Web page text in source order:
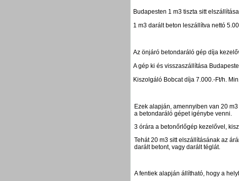
Budapesten 1 m3 tiszta sitt
1 m3 darált beton leszállítva nettó
Az önjáró betondaráló gép díja
A gép ki és visszaszállítása
Kiszolgáló Bobcat díja 7.000.-Ft/h.
Ezek alapján, amennyiben van 20
a betondaráló gépet igénybe venni.
3 órára a betonőrlőgép kezelővel,
Tehát 20 m3 sitt elszállításának az
darált betont, vagy darált téglát.
A fentiek alapján állítható, hogy a